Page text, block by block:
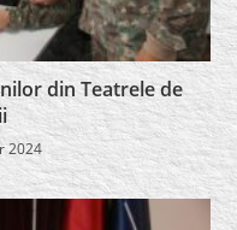
din Teatrele de
2024